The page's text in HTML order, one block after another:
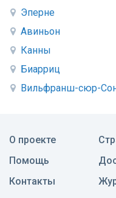
Эперне
Авиньон
Канны
Биарриц
Вильфранш-сюр-
О проекте
Помощь
Контакты